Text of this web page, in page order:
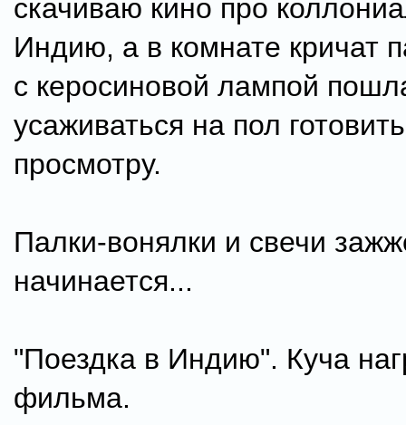
скачиваю кино про
Индию, а в комнате кричат
с керосиновой лампой
усаживаться на пол
просмотру.
Палки-вонялки и свечи
начинается...
"Поездка в Индию". Куча
фильма.